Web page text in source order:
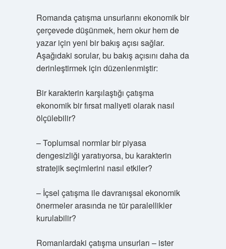
Romanda çatışma unsurlarını ekonomik bir
çerçevede düşünmek, hem okur hem de
yazar için yeni bir bakış açısı sağlar.
Aşağıdaki sorular, bu bakış açısını daha da
derinleştirmek için düzenlenmiştir:
Bir karakterin karşılaştığı çatışma
ekonomik bir fırsat maliyeti olarak nasıl
ölçülebilir?
– Toplumsal normlar bir piyasa
dengesizliği yaratıyorsa, bu karakterin
stratejik seçimlerini nasıl etkiler?
– İçsel çatışma ile davranışsal ekonomik
önermeler arasında ne tür paralellikler
kurulabilir?
Romanlardaki çatışma unsurları – ister